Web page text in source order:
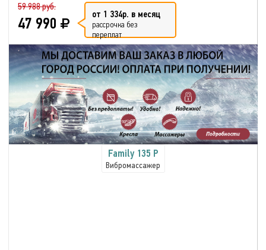
59 988 руб.
47 990 от 1 334р. в месяц
рассрочка без
переплат
Family 135 P
Вибромассажер